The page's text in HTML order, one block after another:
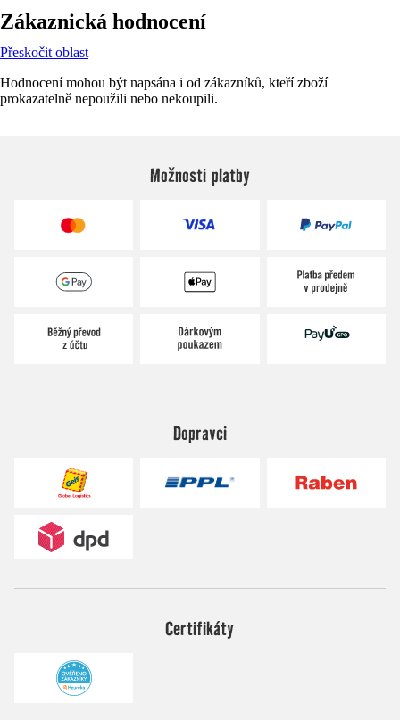
Zákaznická hodnocení
Přeskočit oblast
Hodnocení mohou být napsána i od zákazníků, kteří zboží
prokazatelně nepoužili nebo nekoupili.
Možnosti platby
Dopravci
Certifikáty